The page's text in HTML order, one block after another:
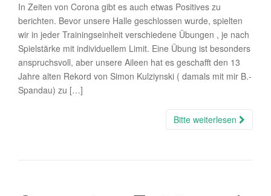
In Zeiten von Corona gibt es auch etwas Positives zu
berichten. Bevor unsere Halle geschlossen wurde, spielten
wir in jeder Trainingseinheit verschiedene Übungen , je nach
Spielstärke mit individuellem Limit. Eine Übung ist besonders
anspruchsvoll, aber unsere Aileen hat es geschafft den 13
Jahre alten Rekord von Simon Kulziynski ( damals mit mir B.-
Spandau) zu […]
Bitte weiterlesen